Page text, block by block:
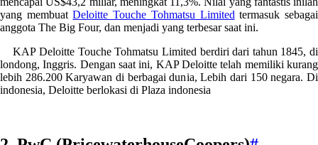
yang membuatDeloitte Touche Tohmatsu Limited termasuk sebagai
anggota The Big Four, dan menjadi yang terbesar saat ini.
KAP Deloitte Touche Tohmatsu Limited berdiri dari tahun 1845, di
londong, Inggris. Dengan saat ini, KAP Deloitte telah memiliki kurang
lebih 286.200 Karyawan di berbagai dunia, Lebih dari 150 negara. Di
indonesia, Deloitte berlokasi di Plaza indonesia